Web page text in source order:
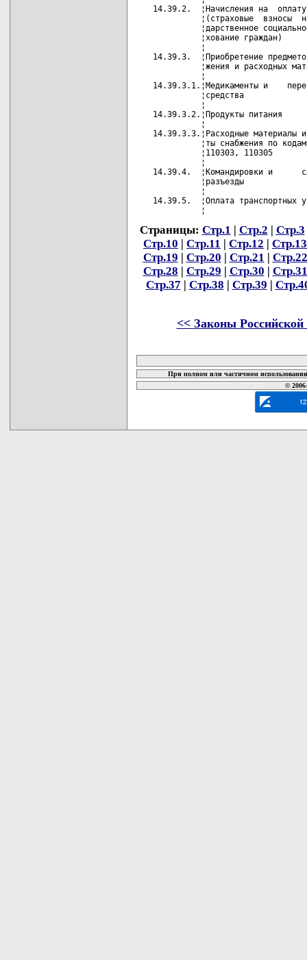
Страницы: Стр.1 | Стр.2 | Стр.3
Стр.10 | Стр.11 | Стр.12 | Стр.13
Стр.19 | Стр.20 | Стр.21 | Стр.22
Стр.28 | Стр.29 | Стр.30 | Стр.31
Стр.37 | Стр.38 | Стр.39 |
<< Законы
При полном или частичном
©